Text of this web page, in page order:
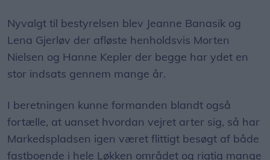
Nyvalgt til bestyrelsen blev Jeanne Banasik og
Lena Gjerløv der afløste henholdsvis Morten
Nielsen og Hanne Kepler der begge har ydet en
stor indsats gennem mange år.
I beretningen kunne formanden blandt også
fortælle, at uanset hvordan vejret arter sig, så har
Markedspladsen igen været flittigt besøgt af både
fastboende i hele Løkken området og rigtig mange